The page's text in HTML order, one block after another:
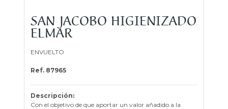
SAN JACOBO HIGIENIZADO
ELMAR
ENVUELTO
Ref. 87965
Descripción:
Con el objetivo de que aportar un valor añadido a la